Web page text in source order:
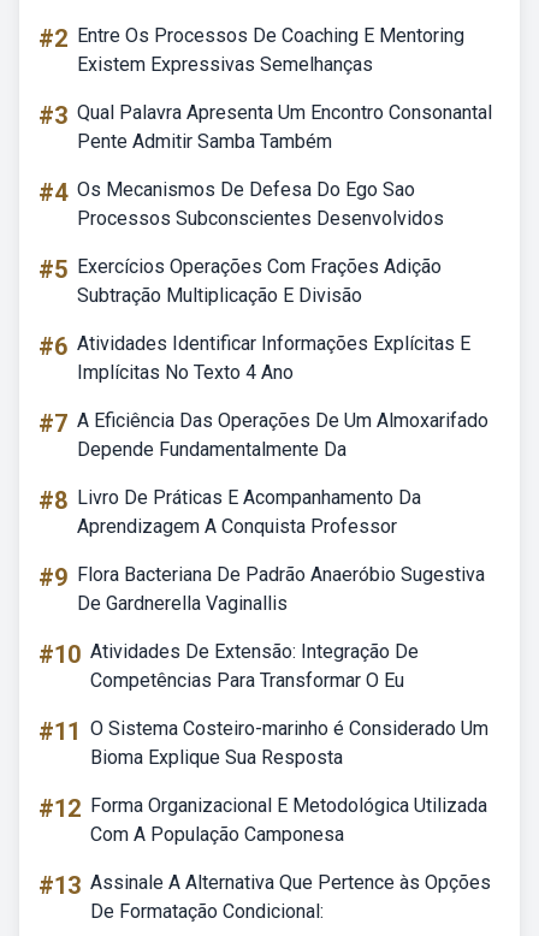
#2 Entre Os Processos De Coaching E Mentoring
Existem Expressivas Semelhanças
#3 Qual Palavra Apresenta Um Encontro Consonantal
Pente Admitir Samba Também
#4 Os Mecanismos De Defesa Do Ego Sao
Processos Subconscientes Desenvolvidos
#5 Exercícios Operações Com Frações Adição
Subtração Multiplicação E Divisão
#6 Atividades Identificar Informações Explícitas E
Implícitas No Texto 4 Ano
#7 A Eficiência Das Operações De Um Almoxarifado
Depende Fundamentalmente Da
#8 Livro De Práticas E Acompanhamento Da
Aprendizagem A Conquista Professor
#9 Flora Bacteriana De Padrão Anaeróbio Sugestiva
De Gardnerella Vaginallis
#10 Atividades De Extensão: Integração De
Competências Para Transformar O Eu
#11 O Sistema Costeiro-marinho é Considerado Um
Bioma Explique Sua Resposta
#12 Forma Organizacional E Metodológica Utilizada
Com A População Camponesa
#13 Assinale A Alternativa Que Pertence às Opções
De Formatação Condicional: